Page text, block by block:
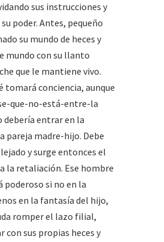
sus instrucciones y
poder. Antes, pequeño
su mundo de heces y
mundo con su llanto
que le mantiene vivo.
tomará conciencia, aunque
que-no-está-entre-la
debería entrar en la
pareja madre-hijo. Debe
y surge entonces el
la retaliación. Ese hombre
poderoso si no en la
en la fantasía del hijo,
romper el lazo filial,
con sus propias heces y